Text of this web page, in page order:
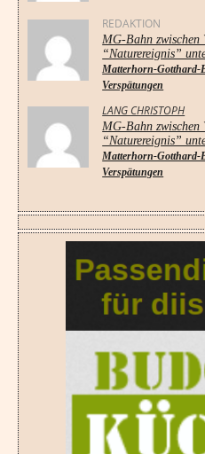
REDAKTION
MG-Bahn zwischen
“Naturereignis”
Matterhorn-Gotthard-
Verspätungen
LANG CHRISTOPH
MG-Bahn zwischen
“Naturereignis”
Matterhorn-Gotthard-
Verspätungen